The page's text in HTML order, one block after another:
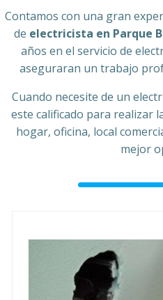
Contamos con una gran
de electricista en Parque
años en el servicio de
aseguraran un trabajo
Cuando necesite de un
este calificado para realizar
hogar, oficina, local
mejor